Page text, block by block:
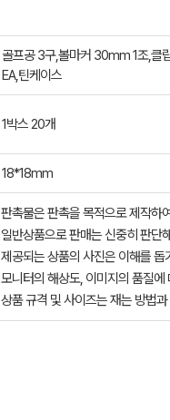
골프공 3구,볼마커 30mm 1조,클
EA,틴케이스
1박스 20개
18*18mm
판촉물은 판촉을 목적으로 제작하
일반상품으로 판매는 신중히 판단
제공되는 상품의 사진은 이해를
모니터의 해상도, 이미지의 품질
상품 규격 및 사이즈는 재는 방법